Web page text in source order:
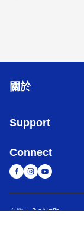
關於
Support
Connect
台灣 全球網路